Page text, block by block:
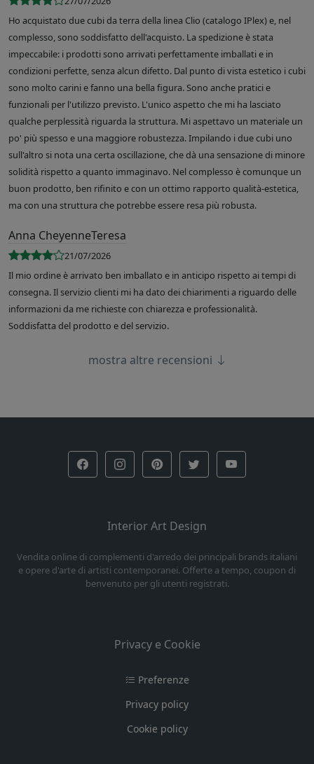
Ho acquistato due cubi da terra della linea Clio (catalogo IPlex) e, nel
complesso, sono soddisfatto dell'acquisto. La spedizione è stata
impeccabile: i prodotti sono arrivati perfettamente imballati e in
condizioni perfette, senza alcun difetto. Dal punto di vista estetico i cubi
sono molto carini e fanno una bella figura. Sono anche pratici e
funzionali per l'utilizzo previsto. L'unico aspetto che mi ha lasciato
qualche perplessità riguarda la struttura. Mi aspettavo un materiale un
po' più spesso e una maggiore robustezza. Impilando i due cubi uno
sull'altro si nota una certa oscillazione, che dà una sensazione di minore
solidità rispetto a quanto immaginavo. Nel complesso è comunque un
buon prodotto, ben rifinito e con un ottimo rapporto qualità-estetica,
ma con una struttura che potrebbe essere resa più robusta.
Anna CheyenneTeresa
21/07/2026
Il mio ordine è arrivato ben imballato e in anticipo rispetto ai tempi di
consegna. Il servizio clienti mi ha dato dei chiarimenti a riguardo delle
informazioni da me richieste con chiarezza e professionalità.
Soddisfatta del prodotto e del servizio.
mostra altre recensioni
Interior Art Design
Vendita online di complementi d'arredo dei principali brands italiani
e opere d'arte di artisti contemporanei. Offerte a tempo, coupon di
benvenuto per gli utenti registrati.
Privacy e Cookie
Preferenze
Privacy policy
Cookie policy